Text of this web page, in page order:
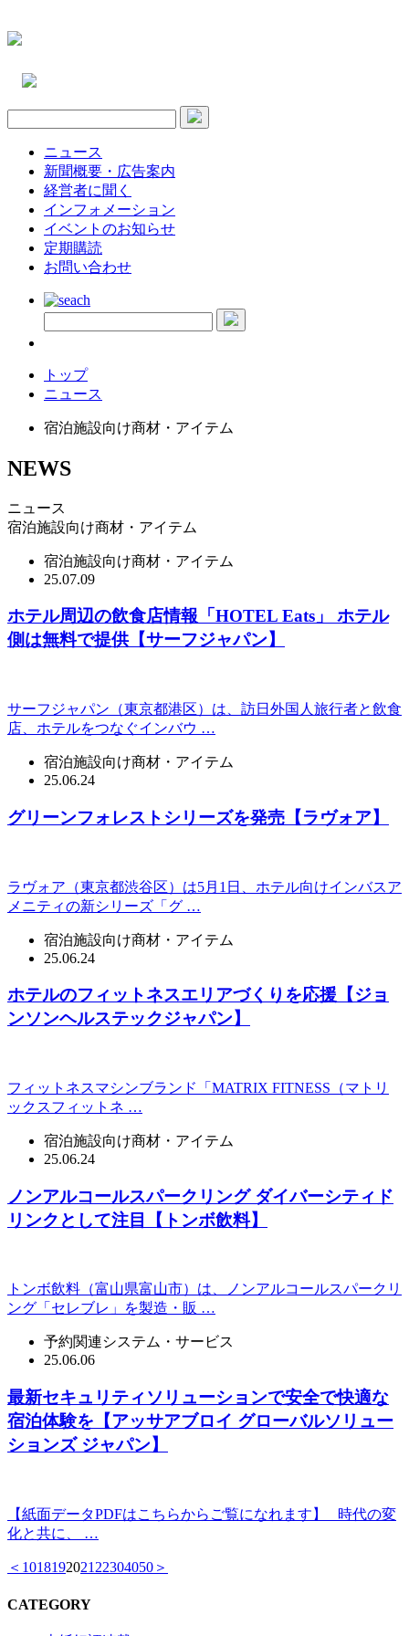
ニュース
新聞概要・広告案内
経営者に聞く
インフォメーション
イベントのお知らせ
定期購読
お問い合わせ
トップ
ニュース
宿泊施設向け商材・アイテム
NEWS
ニュース
宿泊施設向け商材・アイテム
宿泊施設向け商材・アイテム
25.07.09
ホテル周辺の飲食店情報「HOTEL Eats」 ホテル
側は無料で提供【サーフジャパン】
サーフジャパン（東京都港区）は、訪日外国人旅行者と飲食
店、ホテルをつなぐインバウ …
宿泊施設向け商材・アイテム
25.06.24
グリーンフォレストシリーズを発売【ラヴォア】
ラヴォア（東京都渋谷区）は5月1日、ホテル向けインバスア
メニティの新シリーズ「グ …
宿泊施設向け商材・アイテム
25.06.24
ホテルのフィットネスエリアづくりを応援【ジョ
ンソンヘルステックジャパン】
フィットネスマシンブランド「MATRIX FITNESS（マトリ
ックスフィットネ …
宿泊施設向け商材・アイテム
25.06.24
ノンアルコールスパークリング ダイバーシティド
リンクとして注目【トンボ飲料】
トンボ飲料（富山県富山市）は、ノンアルコールスパークリ
ング「セレブレ」を製造・販 …
予約関連システム・サービス
25.06.06
最新セキュリティソリューションで安全で快適な
宿泊体験を【アッサアブロイ グローバルソリュー
ションズ ジャパン】
【紙面データPDFはこちらからご覧になれます】 時代の変
化と共に、 …
＜ 1018192021 22304050 ＞
CATEGORY